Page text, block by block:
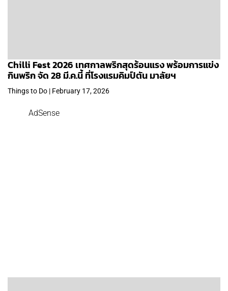
Chilli Fest 2026 เทศกาลพริกสุดร้อนแรง พร้อมการแข่ง
กินพริก จัด 28 มี.ค.นี้ ที่โรงแรมคิมป์ตัน มาลัยฯ
Things to Do | February 17, 2026
AdSense